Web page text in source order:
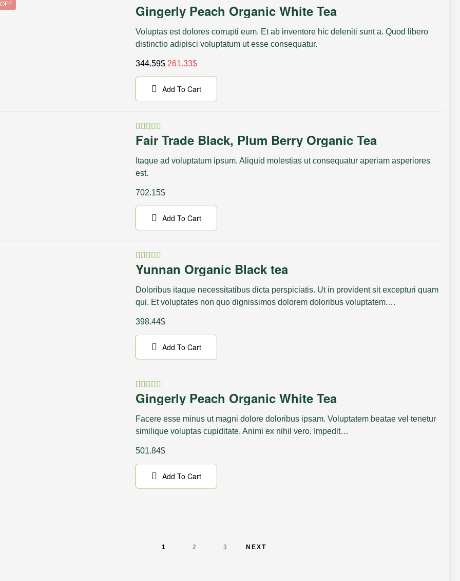
Rated
out
of 5
Gingerly Peach Organic White Tea
Voluptas est dolores corrupti eum. Et ab inventore hic deleniti sunt a. Quod libero
distinctio adipisci voluptatum ut esse consequatur.
344.59$ 261.33$
Add To Cart
Rated
of 5
Fair Trade Black, Plum Berry Organic Tea
Itaque ad voluptatum ipsum. Aliquid molestias ut consequatur aperiam asperiores
est.
702.15$
Add To Cart
Rated
of 5
Yunnan Organic Black tea
Doloribus itaque necessitatibus dicta perspiciatis. Ut in provident sit excepturi quam
qui. Et voluptates non quo dignissimos dolorem doloribus voluptatem.…
398.44$
Add To Cart
Rated
out
of 5
Gingerly Peach Organic White Tea
Facere esse minus ut magni dolore doloribus ipsam. Voluptatem beatae vel tenetur
similique voluptas cupiditate. Animi ex nihil vero. Impedit…
501.84$
Add To Cart
1 2 3 NEXT